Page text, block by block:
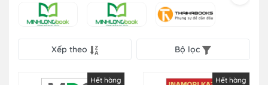
Xếp theo Bộ lọc
Hết hàng Hết hàng